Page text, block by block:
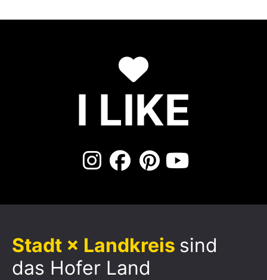
I LIKE
Stadt × Landkreis sind
das Hofer Land